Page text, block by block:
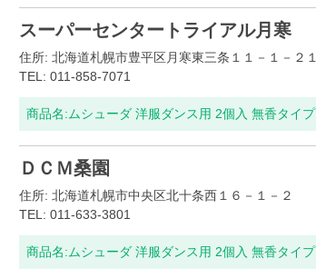
スーパーセンタートライアル月寒
住所: 北海道札幌市豊平区月寒東三条１１－１－２１
TEL: 011-858-7071
商品名: ムシューダ 洋服ダンス用 2個入 無香タイプ
ＤＣＭ桑園
住所: 北海道札幌市中央区北十条西１６－１－２
TEL: 011-633-3801
商品名: ムシューダ 洋服ダンス用 2個入 無香タイプ